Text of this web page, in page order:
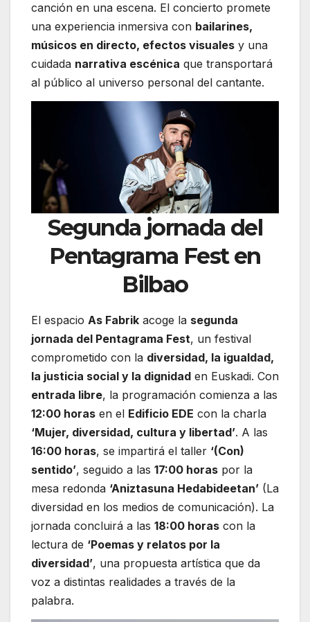
canción en una escena. El concierto promete
una experiencia inmersiva con bailarines,
músicos en directo, efectos visuales y una
cuidada narrativa escénica que transportará
al público al universo personal del cantante.
Segunda jornada del
Pentagrama Fest en
Bilbao
El espacio As Fabrik acoge la segunda
jornada del Pentagrama Fest, un festival
comprometido con la diversidad, la igualdad,
la justicia social y la dignidad en Euskadi. Con
entrada libre, la programación comienza a las
12:00 horas en el Edificio EDE con la charla
‘Mujer, diversidad, cultura y libertad’. A las
16:00 horas, se impartirá el taller ‘(Con)
sentido’, seguido a las 17:00 horas por la
mesa redonda ‘Aniztasuna Hedabideetan’ (La
diversidad en los medios de comunicación). La
jornada concluirá a las 18:00 horas con la
lectura de ‘Poemas y relatos por la
diversidad’, una propuesta artística que da
voz a distintas realidades a través de la
palabra.